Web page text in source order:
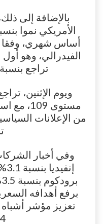
بالإضافة إلى
أساس شهري، وفقا
الفيدرالي، وهو
تراجع بنسبة 0.6٪ في نوفمبر.
مستوى
من الإعلانات
وفي أخبار
برفع أهدافه